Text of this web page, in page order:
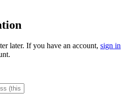
later. If you have an account, sign in